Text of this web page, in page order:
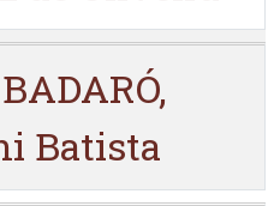
Batista